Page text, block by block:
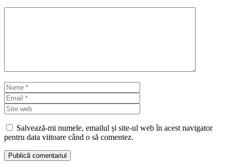
Nume
web
Salvează-mi numele, emailul și site-ul web în acest navigator
pentru data viitoare când o să comentez.